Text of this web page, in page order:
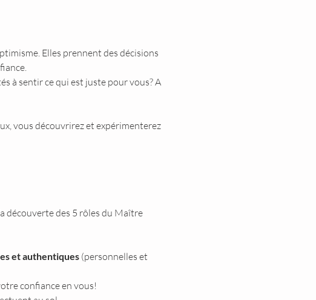
Elles prennent des décisions
à sentir ce qui est juste pour vous? A
vous découvrirez et expérimenterez
découverte des 5 rôles du Maître
et authentiques (personnelles et
confiance en vous!